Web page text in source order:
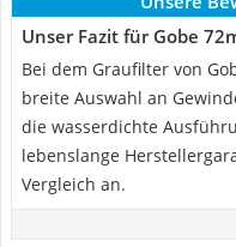
Unser Fazit für Gobe
Bei dem Graufilter von
breite Auswahl an
die wasserdichte
lebenslange
Vergleich an.